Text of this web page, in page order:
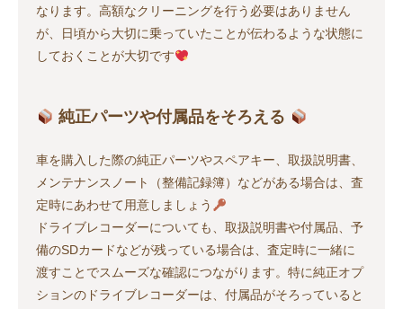
なります。高額なクリーニングを行う必要はありません
が、日頃から大切に乗っていたことが伝わるような状態に
しておくことが大切です
純正パーツや付属品をそろえる
車を購入した際の純正パーツやスペアキー、取扱説明書、
メンテナンスノート（整備記録簿）などがある場合は、査
定時にあわせて用意しましょう
ドライブレコーダーについても、取扱説明書や付属品、予
備のSDカードなどが残っている場合は、査定時に一緒に
渡すことでスムーズな確認につながります。特に純正オプ
ションのドライブレコーダーは、付属品がそろっていると